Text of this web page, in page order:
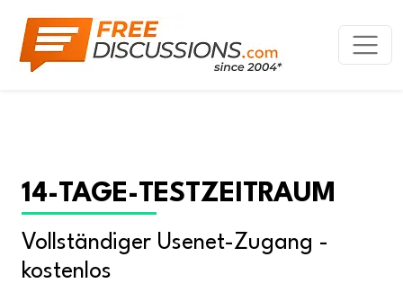
14-TAGE-TESTZEITRAUM
Vollständiger Usenet-Zugang -
kostenlos